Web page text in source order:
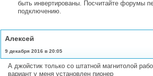
быть инвертированы. Посчитайте форумы
подключению.
Алексей
9 декабря 2016 в 20:05
А джойстик только со штатной магнитолой
вариант у меня установлен пионер